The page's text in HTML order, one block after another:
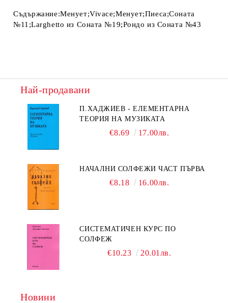
Съдържание:Менует;Vivace;Менует;Пиеса;Соната
№11;Larghetto из Соната №19;Рондо из Соната №43
Най-продавани
П.ХАДЖИЕВ - ЕЛЕМЕНТАРНА
ТЕОРИЯ НА МУЗИКАТА
€8.69 17.00лв.
НАЧАЛНИ СОЛФЕЖИ ЧАСТ ПЪРВА
€8.18 16.00лв.
СИСТЕМАТИЧЕН КУРС ПО
СОЛФЕЖ
€10.23 20.01лв.
Новини